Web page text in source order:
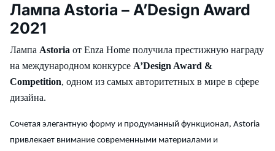
Лампа Astoria – A’Design Award
2021
Лампа Astoria от Enza Home получила престижную награду
на международном конкурсе A’Design Award &
Competition, одном из самых авторитетных в мире в сфере
дизайна.
Сочетая элегантную форму и продуманный функционал, Astoria
привлекает внимание современными материалами и